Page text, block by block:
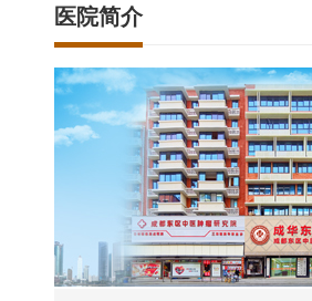
医院简介